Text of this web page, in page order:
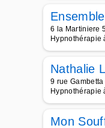
6 la Martiniere
Hypnothérapie
Nathalie
9 rue
Hypnothérapie
Mon